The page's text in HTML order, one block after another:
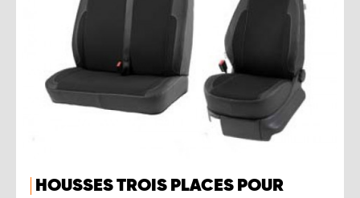
HOUSSES TROIS PLACES POUR